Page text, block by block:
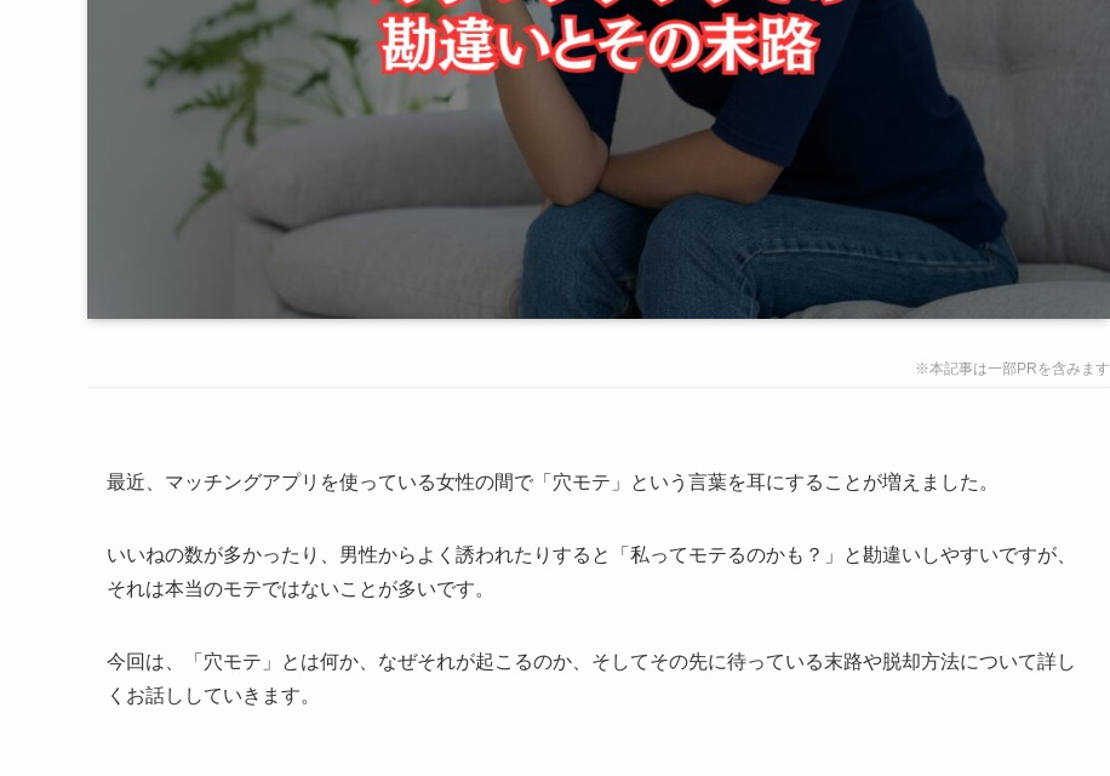
※本記事は一部PRを含みます
最近、マッチングアプリを使っている女性の間で「穴モテ」という言葉を耳にすることが増えました。
いいねの数が多かったり、男性からよく誘われたりすると「私ってモテるのかも？」と勘違いしやすいですが、
それは本当のモテではないことが多いです。
今回は、「穴モテ」とは何か、なぜそれが起こるのか、そしてその先に待っている末路や脱却方法について詳し
くお話ししていきます。